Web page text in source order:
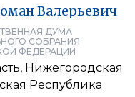
Валерьевич
ДУМА
СОБРАНИЯ
ФЕДЕРАЦИИ
Нижегородская
Республика